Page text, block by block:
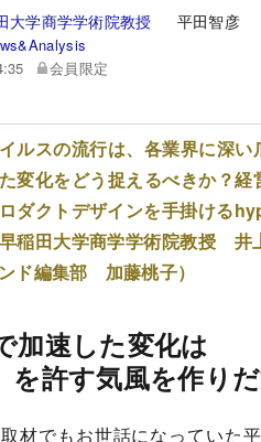
大学商学学術院教授 平田智彦
会員限定
ルスの流行は、各業界に深
変化をどう捉えるべきか？
ダクトデザインを手掛ける
稲田大学商学学術院教授
ド編集部 加藤桃子）
加速した変化は
を許す気風を作り
材でもお世話になっていた